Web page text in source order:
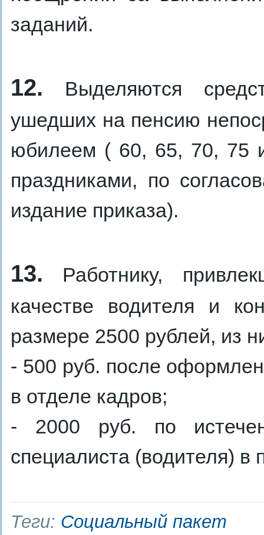
заданий.
12. Выделяются
ушедших на пенсию
юбилеем ( 60, 65, 70, 75
праздниками, по
издание приказа).
13. Работнику,
качестве водителя и
размере 2500 рублей, из
- 500 руб. после
в отделе кадров;
- 2000 руб. по
специалиста (водителя) в
Теги: Социальный пакет